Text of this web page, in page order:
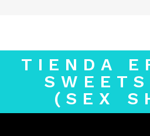
TIENDA
(SEX